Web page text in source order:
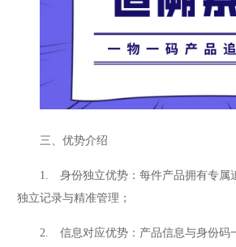
三、优势介绍
1. 身份独立优势：每件产品拥有专属
独立记录与精准管理；
2. 信息对应优势：产品信息与身份码